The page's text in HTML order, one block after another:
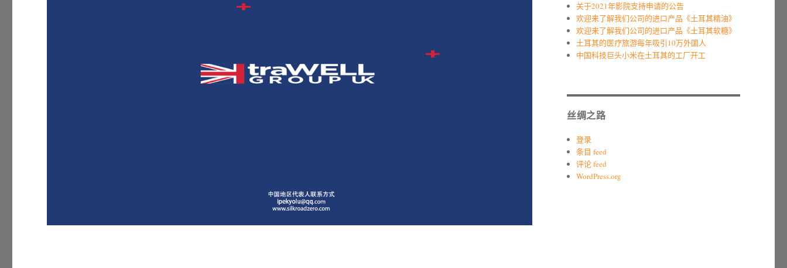
关于2021年影院支持申请的公告
欢迎来了解我们公司的进口产品《土耳其精油》
欢迎来了解我们公司的进口产品《土耳其软糖》
土耳其的医疗旅游每年吸引10万外国人
中国科技巨头小米在土耳其的工厂开工
丝绸之路
登录
条目 feed
评论 feed
WordPress.org